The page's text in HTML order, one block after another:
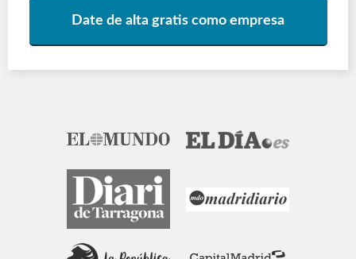
Date de alta gratis como empresa